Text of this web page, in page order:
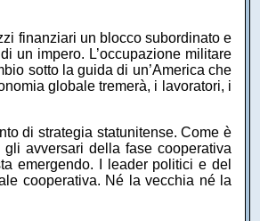
finanziari un blocco subordinato e
un impero. L’occupazione militare
sotto la guida di un’America che
globale tremerà, i lavoratori, i
di strategia statunitense. Come è
avversari della fase cooperativa
emergendo. I leader politici e del
cooperativa. Né la vecchia né la